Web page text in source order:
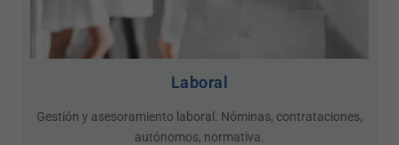
Laboral
Gestión y asesoramiento laboral. Nóminas, contrataciones,
autónomos, normativa.